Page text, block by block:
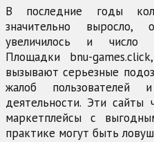
В последние годы
значительно
увеличилось и число
Площадки bnu-
вызывают серьезные
жалоб пользователей
деятельности. Эти сайты
маркетплейсы с
практике могут быть